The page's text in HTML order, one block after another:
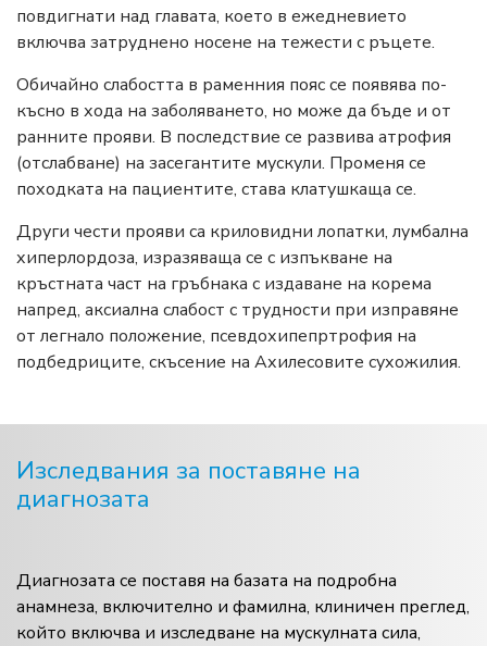
повдигнати над главата, което в ежедневието
включва затруднено носене на тежести с ръцете.
Обичайно слабостта в раменния пояс се появява по-
късно в хода на заболяването, но може да бъде и от
ранните прояви. В последствие се развива атрофия
(отслабване) на засегантите мускули. Променя се
походката на пациентите, става клатушкаща се.
Други чести прояви са криловидни лопатки, лумбална
хиперлордоза, изразяваща се с изпъкване на
кръстната част на гръбнака с издаване на корема
напред, аксиална слабост с трудности при изправяне
от легнало положение, псевдохипепртрофия на
подбедриците, скъсение на Ахилесовите сухожилия.
Изследвания за поставяне на
диагнозата
Диагнозата се поставя на базата на подробна
анамнеза, включително и фамилна, клиничен преглед,
който включва и изследване на мускулната сила,